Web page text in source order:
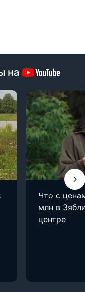
на
Что с
млн в
центре